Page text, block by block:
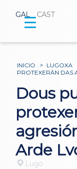
GAL CAST
☰
INICIO > LUGOXA
PROTEXERÁN DAS
Dous
Arde
Lugo